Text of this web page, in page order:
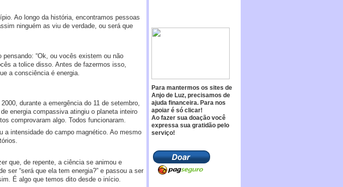
Ao longo da história, encontramos pessoas
ninguém as viu de verdade, ou será que
“Ok, ou vocês existem ou não
a tolice disso. Antes de fazermos isso,
a consciência é energia.
durante a emergência do 11 de setembro,
energia compassiva atingiu o planeta inteiro
comprovaram algo. Todos funcionaram.
a intensidade do campo magnético. Ao mesmo
que, de repente, a ciência se animou e
ser “será que ela tem energia?” e passou a ser
É algo que temos dito desde o início.
Para mantermos os sites de
Anjo de Luz, precisamos de
ajuda financeira. Para nos
apoiar é só clicar!
Ao fazer sua doação você
expressa sua gratidão pelo
serviço!